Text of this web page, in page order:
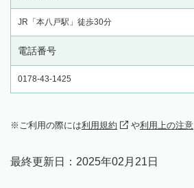
JR「本八戸駅」徒歩30分
電話番号
0178-43-1425
ご利用の際には利用規約 や利用上の注意
最終更新日： 2025年02月21日